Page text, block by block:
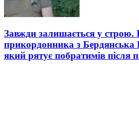
Завжди залишається у строю.
прикордонника з Бердянська
який рятує побратимів після